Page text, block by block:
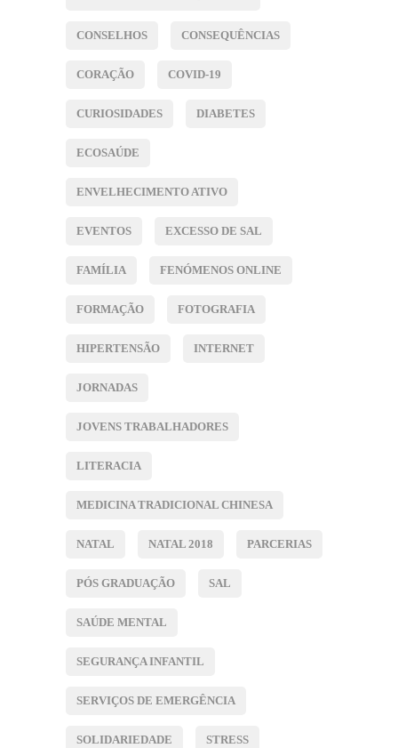
CONSELHOS CONSEQUÊNCIAS
CORAÇÃO COVID-19
CURIOSIDADES DIABETES
ECOSAÚDE
ENVELHECIMENTO ATIVO
EVENTOS EXCESSO DE SAL
FAMÍLIA FENÓMENOS ONLINE
FORMAÇÃO FOTOGRAFIA
HIPERTENSÃO INTERNET
JORNADAS
JOVENS TRABALHADORES
LITERACIA
MEDICINA TRADICIONAL CHINESA
NATAL NATAL 2018 PARCERIAS
PÓS GRADUAÇÃO SAL
SAÚDE MENTAL
SEGURANÇA INFANTIL
SERVIÇOS DE EMERGÊNCIA
SOLIDARIEDADE STRESS